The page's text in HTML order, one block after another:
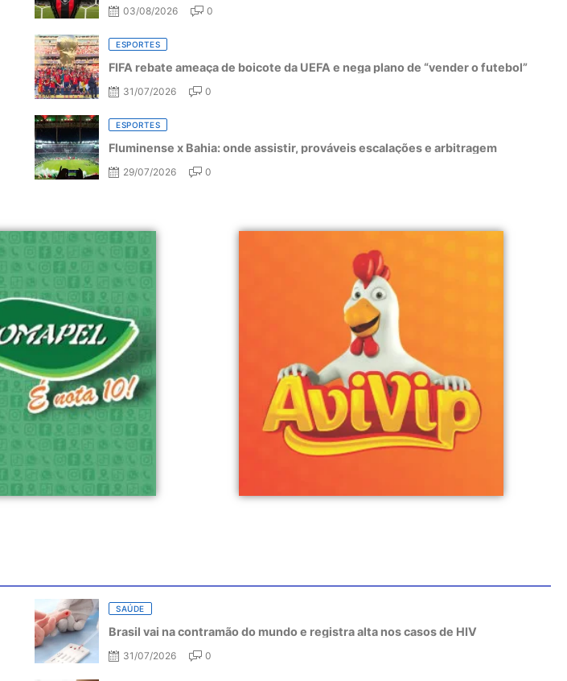
03/08/2026 0
ESPORTES
FIFA rebate ameaça de boicote da UEFA e nega plano de “vender o futebol”
31/07/2026 0
ESPORTES
Fluminense x Bahia: onde assistir, prováveis escalações e arbitragem
29/07/2026 0
SAÚDE
Brasil vai na contramão do mundo e registra alta nos casos de HIV
31/07/2026 0